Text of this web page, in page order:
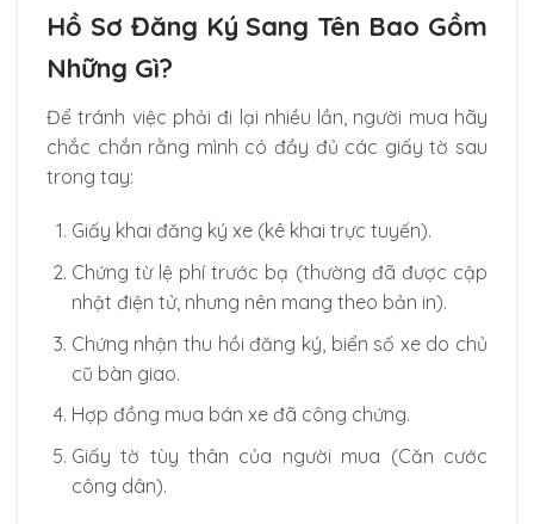
Hồ Sơ Đăng Ký Sang Tên Bao Gồm
Những Gì?
Để tránh việc phải đi lại nhiều lần, người mua hãy
chắc chắn rằng mình có đầy đủ các giấy tờ sau
trong tay:
Giấy khai đăng ký xe (kê khai trực tuyến).
Chứng từ lệ phí trước bạ (thường đã được cập
nhật điện tử, nhưng nên mang theo bản in).
Chứng nhận thu hồi đăng ký, biển số xe do chủ
cũ bàn giao.
Hợp đồng mua bán xe đã công chứng.
Giấy tờ tùy thân của người mua (Căn cước
công dân).